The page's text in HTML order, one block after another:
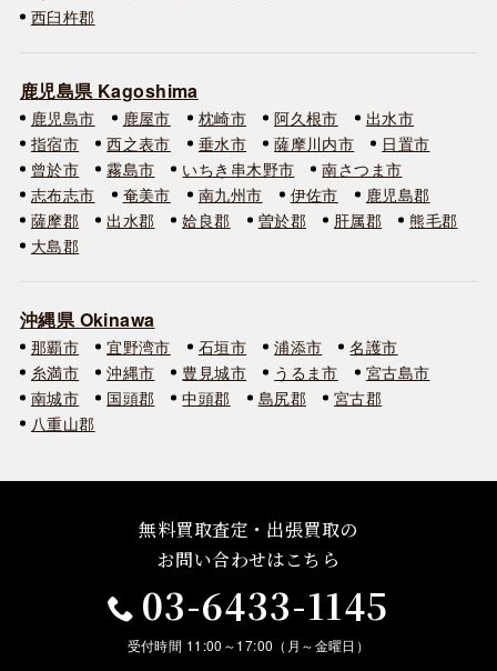
西臼杵郡
鹿児島県 Kagoshima
鹿児島市 鹿屋市 枕崎市 阿久根市
出水市
指宿市
西之表市 垂水市 薩摩川内市
日置市
曾於市
霧島市 いちき串木野市
南さつま市
志布志市
奄美市 南九州市 伊佐市
鹿児島郡
薩摩郡
出水郡 姶良郡 曽於郡 肝属郡
熊毛郡
大島郡
沖縄県 Okinawa
那覇市 宜野湾市 石垣市 浦添市
名護市
糸満市
沖縄市 豊見城市 うるま市
宮古島市
南城市
国頭郡 中頭郡 島尻郡
宮古郡
八重山郡
無料買取査定・出張買取の
お問い合わせはこちら
03-6433-1145
受付時間 11:00～17:00（月～金曜日）